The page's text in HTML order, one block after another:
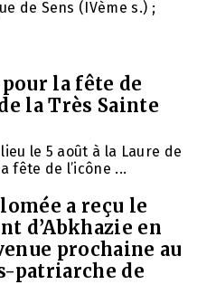
de Sens (IVème s.) ;
la fête de
la Très Sainte
le 5 août à la Laure de
fête de l’icône ...
a reçu le
d’Abkhazie en
prochaine au
patriarche de